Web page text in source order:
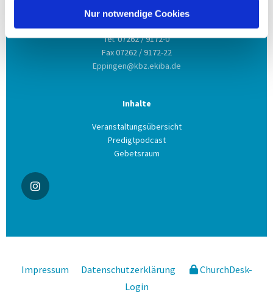
Nur notwendige Cookies
Kontakt aufnehmen
Tel. 07262 / 9172-0
Fax 07262 / 9172-22
Eppingen@kbz.ekiba.de
Inhalte
Veranstaltungsübersicht
Predigtpodcast
Gebetsraum
Impressum Datenschutzerklärung
ChurchDesk-
Login